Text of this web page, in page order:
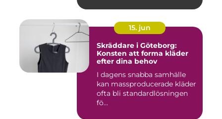
15. jun
Skräddare i Göteborg:
Konsten att forma kläder
efter dina behov
I dagens snabba samhälle
kan massproducerade kläder
ofta bli standardlösningen
fö...